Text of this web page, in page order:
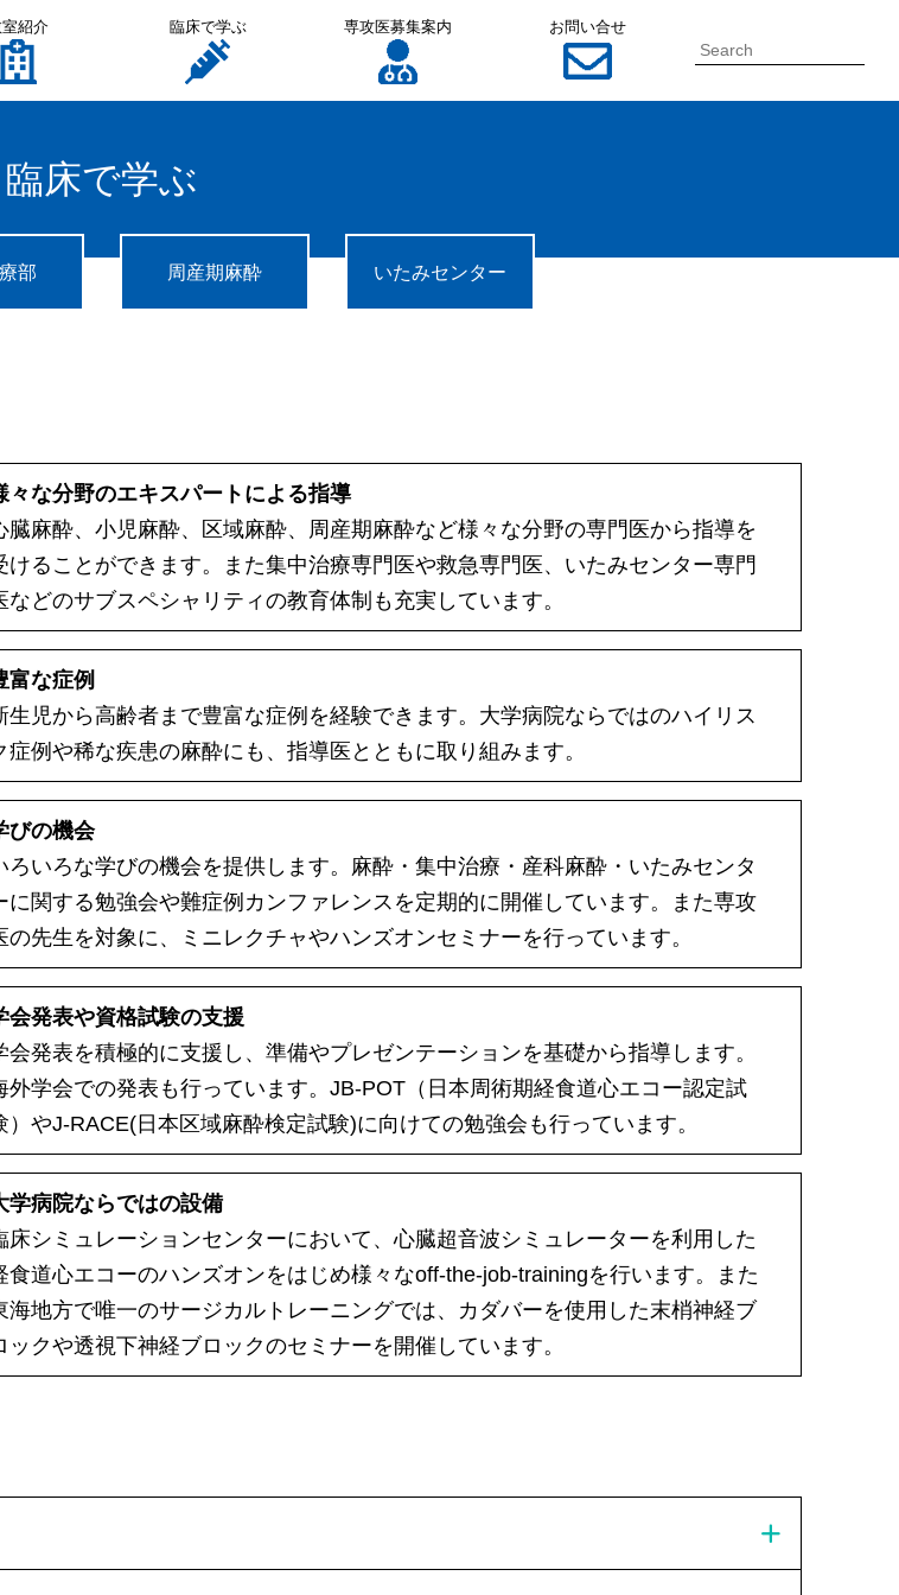
紹介 臨床で学ぶ 専攻医募集案内 お問い合せ
Search for:
臨床で学ぶ
部 周産期麻酔 いたみセンター
々な分野のエキスパートによる指導
臓麻酔、小児麻酔、区域麻酔、周産期麻酔など様々な分野の専門医から指導を
けることができます。また集中治療専門医や救急専門医、いたみセンター専門
などのサブスペシャリティの教育体制も充実しています。
富な症例
生児から高齢者まで豊富な症例を経験できます。大学病院ならではのハイリス
症例や稀な疾患の麻酔にも、指導医とともに取り組みます。
びの機会
ろいろな学びの機会を提供します。麻酔・集中治療・産科麻酔・いたみセンタ
に関する勉強会や難症例カンファレンスを定期的に開催しています。また専攻
の先生を対象に、ミニレクチャやハンズオンセミナーを行っています。
会発表や資格試験の支援
会発表を積極的に支援し、準備やプレゼンテーションを基礎から指導します。
外学会での発表も行っています。JB-POT（日本周術期経食道心エコー認定試
）やJ-RACE(日本区域麻酔検定試験)に向けての勉強会も行っています。
学病院ならではの設備
床シミュレーションセンターにおいて、心臓超音波シミュレーターを利用した
食道心エコーのハンズオンをはじめ様々なoff-the-job-trainingを行います。また
海地方で唯一のサージカルトレーニングでは、カダバーを使用した末梢神経ブ
ックや透視下神経ブロックのセミナーを開催しています。